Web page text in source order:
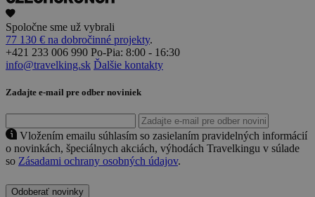
Spoločne sme už vybrali
77 130 € na dobročinné projekty.
+421 233 006 990 Po-Pia: 8:00 - 16:30
info@travelking.sk Ďalšie kontakty
Zadajte e-mail pre odber noviniek
Vložením emailu súhlasím so zasielaním pravidelných informácií
o novinkách, špeciálnych akciách, výhodách Travelkingu v súlade
so Zásadami ochrany osobných údajov.
Odoberať novinky